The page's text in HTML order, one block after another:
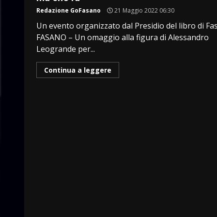
Redazione GoFasano 21 Maggio 2022 06:30
Un evento organizzato dal Presidio del libro di
FASANO – Un omaggio alla figura di Alessandro
Leogrande per...
Continua a leggere